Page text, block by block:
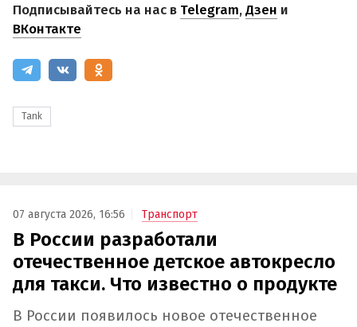
Подписывайтесь на нас в Telegram,Дзен и
ВКонтакте
Tank
07 августа 2026, 16:56 Транспорт
В России разработали
отечественное детское автокресло
для такси. Что известно о продукте
В России появилось новое отечественное